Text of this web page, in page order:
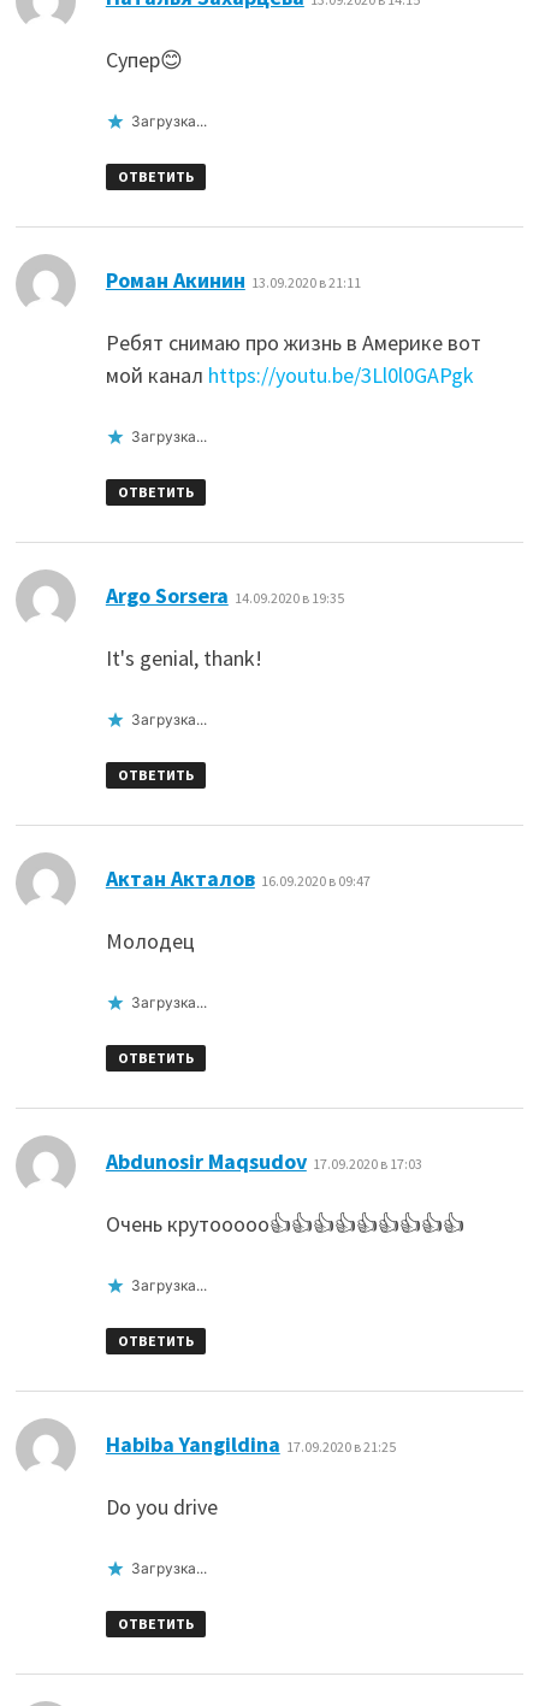
Супер😊
Загрузка...
ОТВЕТИТЬ
Роман Акинин 13.09.2020 в 21:11
Ребят снимаю про жизнь в Америке вот
мой канал https://youtu.be/3Ll0l0GAPgk
Загрузка...
ОТВЕТИТЬ
Argo Sorsera 14.09.2020 в 19:35
It's genial, thank!
Загрузка...
ОТВЕТИТЬ
Актан Акталов: 16.09.2020 в 09:47
Молодец
Загрузка...
ОТВЕТИТЬ
Abdunosir Maqsudov: 17.09.2020 в 17:03
Очень крутооооо👍👍👍👍👍👍👍👍👍
Загрузка...
ОТВЕТИТЬ
Habiba Yangildina 17.09.2020 в 21:25
Do you drive
Загрузка...
ОТВЕТИТЬ